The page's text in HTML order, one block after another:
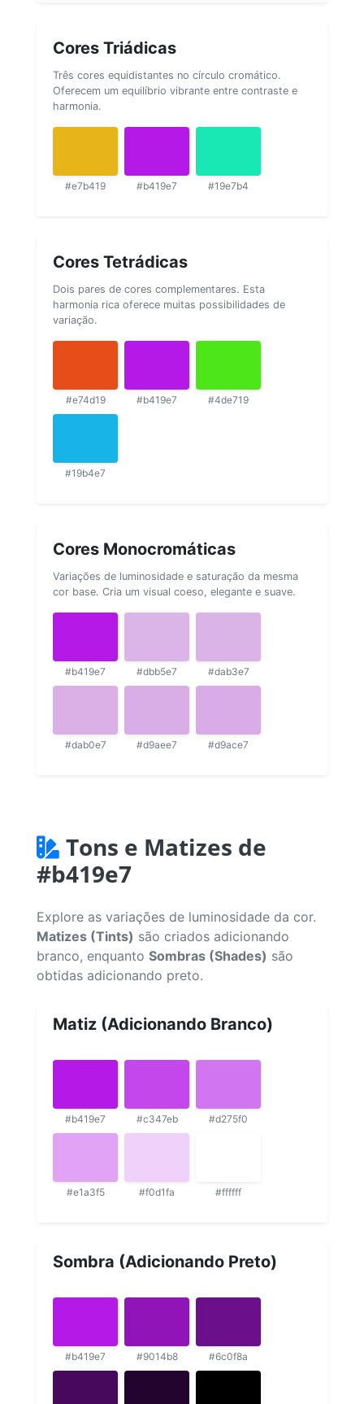
Cores Triádicas
Três cores equidistantes no círculo cromático.
Oferecem um equilíbrio vibrante entre contraste e
harmonia.
#e7b419 #b419e7 #19e7b4
Cores Tetrádicas
Dois pares de cores complementares. Esta
harmonia rica oferece muitas possibilidades de
variação.
#e74d19 #b419e7 #4de719
#19b4e7
Cores Monocromáticas
Variações de luminosidade e saturação da mesma
cor base. Cria um visual coeso, elegante e suave.
#b419e7 #dbb5e7 #dab3e7
#dab0e7 #d9aee7 #d9ace7
Tons e Matizes de
#b419e7
Explore as variações de luminosidade da cor.
Matizes (Tints) são criados adicionando
branco, enquanto Sombras (Shades) são
obtidas adicionando preto.
Matiz (Adicionando Branco)
#b419e7 #c347eb #d275f0
#e1a3f5 #f0d1fa #ffffff
Sombra (Adicionando Preto)
#b419e7 #9014b8 #6c0f8a